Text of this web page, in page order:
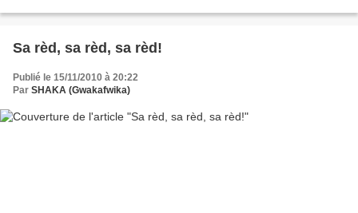
Sa rèd, sa rèd, sa rèd!
Publié le 15/11/2010 à 20:22
Par SHAKA (Gwakafwika)